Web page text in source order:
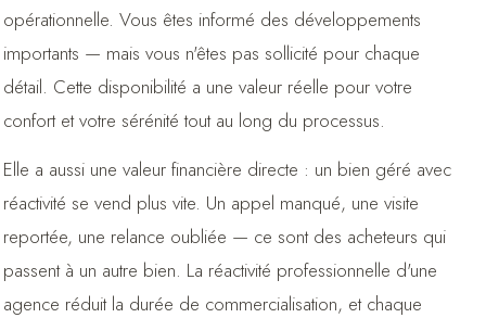
opérationnelle. Vous êtes informé des développements
importants — mais vous n'êtes pas sollicité pour chaque
détail. Cette disponibilité a une valeur réelle pour votre
confort et votre sérénité tout au long du processus.
Elle a aussi une valeur financière directe : un bien géré avec
réactivité se vend plus vite. Un appel manqué, une visite
reportée, une relance oubliée — ce sont des acheteurs qui
passent à un autre bien. La réactivité professionnelle d'une
agence réduit la durée de commercialisation, et chaque